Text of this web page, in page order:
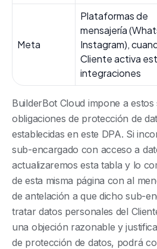
Meta
Plataformas de
mensajería
Instagram),
Cliente activa
integraciones
BuilderBot Cloud impone a
obligaciones de protección de
establecidas en este DPA. Si
sub-encargado con acceso a
actualizaremos esta tabla y lo
de esta misma página con al
de antelación a que dicho sub-
tratar datos personales del
una objeción razonable y
de protección de datos, podrá